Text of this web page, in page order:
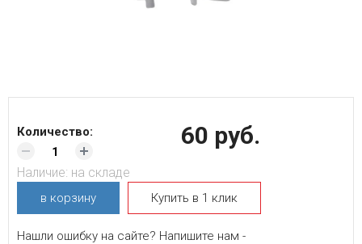
60 руб.
Количество:
Наличие: на складе
в корзину Купить в 1 клик
Нашли ошибку на сайте? Напишите нам -